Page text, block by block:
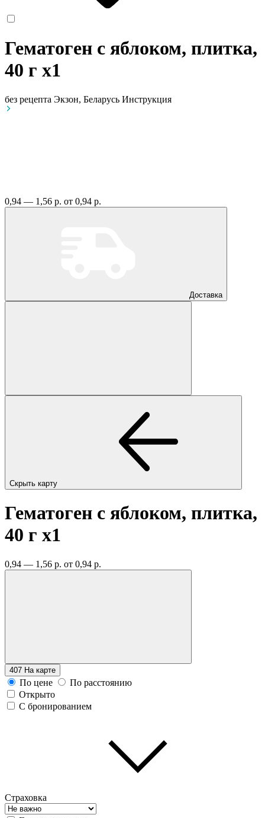
Гематоген с яблоком, плитка,
40 г x1
без рецепта Экзон, Беларусь Инструкция
0,94 — 1,56 р. от 0,94 р.
Доставка
Скрыть карту
Гематоген с яблоком, плитка,
40 г x1
0,94 — 1,56 р. от 0,94 р.
407 На карте
По цене
По расстоянию
Открыто
С бронированием
Страховка